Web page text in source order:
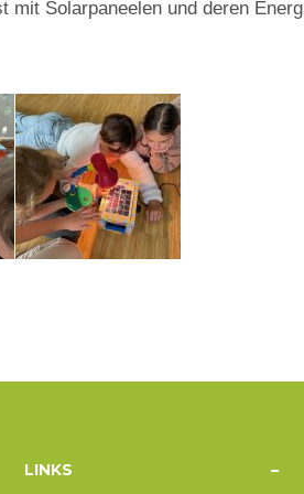
mit Solarpaneelen und deren
LINKS –